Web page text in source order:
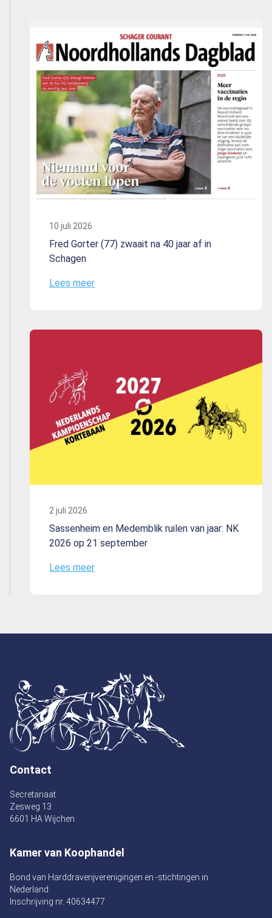
10 juli 2026
Fred Gorter (77) zwaait na 40 jaar af in
Schagen
Lees meer
2 juli 2026
Sassenheim en Medemblik ruilen van jaar: NK
2026 op 21 september
Lees meer
Contact
Secretariaat
Zesweg 13
6601 HA Wijchen
Kamer van Koophandel
Bond van Harddraverijverenigingen en -stichtingen in
Nederland
Inschrijving nr. 40634477